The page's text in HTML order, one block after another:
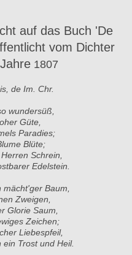
auf das Buch 'De
vom Dichter
1807
de Im. Chr.
wundersüß,
Güte,
Paradies;
Blüte;
Schrein,
Edelstein.
Baum,
Zweigen,
Glorie Saum,
Zeichen;
Liebespfeil,
Trost und Heil.